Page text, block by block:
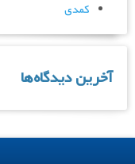
کمدی
آخرین دیدگاه‌ها